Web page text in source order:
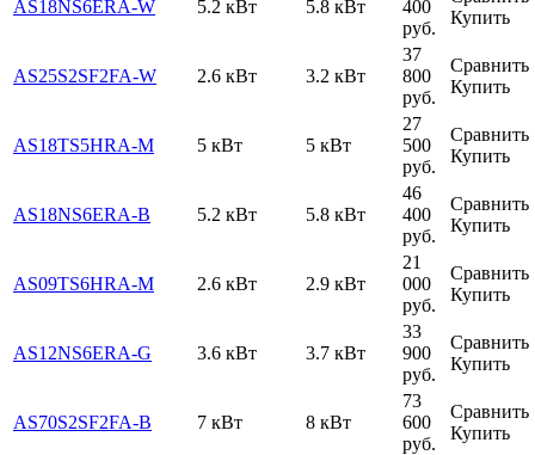
AS18NS6ERA-W 5.2 кВт 5.8 кВт
400
руб.
Купить
AS25S2SF2FA-W 2.6 кВт 3.2 кВт
37
800
руб.
Сравнить
Купить
AS18TS5HRA-M 5 кВт 5 кВт
27
500
руб.
Сравнить
Купить
AS18NS6ERA-B 5.2 кВт 5.8 кВт
46
400
руб.
Сравнить
Купить
AS09TS6HRA-M 2.6 кВт 2.9 кВт
21
000
руб.
Сравнить
Купить
AS12NS6ERA-G 3.6 кВт 3.7 кВт
33
900
руб.
Сравнить
Купить
AS70S2SF2FA-B 7 кВт 8 кВт
73
600
руб.
Сравнить
Купить